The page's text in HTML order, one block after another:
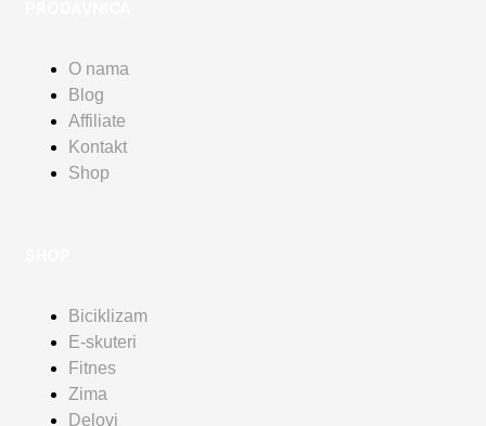
O nama
Blog
Affiliate
Kontakt
Shop
Biciklizam
E-skuteri
Fitnes
Zima
Delovi